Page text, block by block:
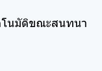
นมัติขณะสนทนา